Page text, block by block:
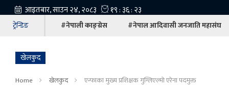
ट्रेन्डिङ #नेपाली काङ्ग्रेस #नेपाल आदिवासी जनजाति महासंघ
खेलकुद
Home खेलकुद एन्फाका मुख्य प्रशिक्षक गुग्लिएल्मो एरेना पदमुक्त